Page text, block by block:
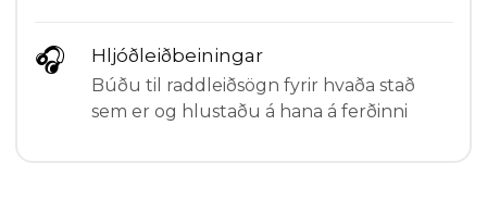
🎧 Hljóðleiðbeiningar
Búðu til raddleiðsögn fyrir hvaða stað
sem er og hlustaðu á hana á ferðinni